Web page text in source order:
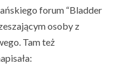
forum “Bladder
osoby z
Tam też